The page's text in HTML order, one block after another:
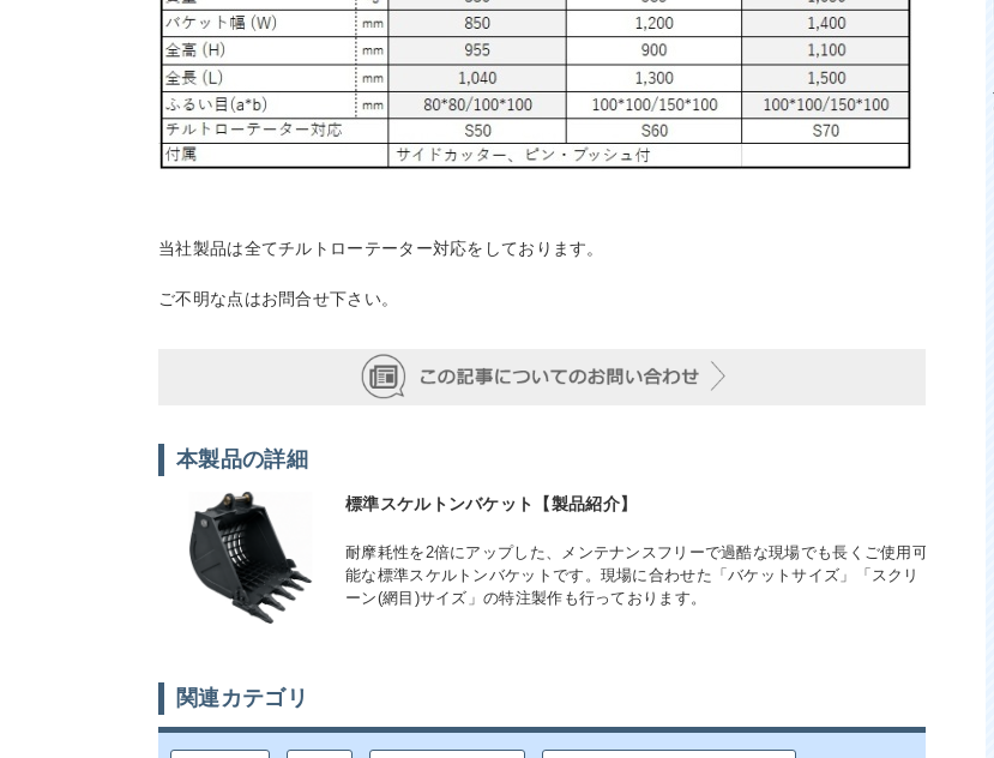
当社製品は全てチルトローテーター対応をしております。
ご不明な点はお問合せ下さい。
本製品の詳細
標準スケルトンバケット【製品紹介】
耐摩耗性を2倍にアップした、メンテナンスフリーで過酷な現場でも長くご使用可
能な標準スケルトンバケットです。現場に合わせた「バケットサイズ」「スクリ
ーン(網目)サイズ」の特注製作も行っております。
関連カテゴリ